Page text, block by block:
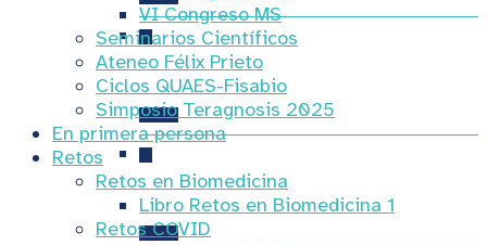
IX Congreso MS
VIII Congreso MS
VI Congreso MS
Seminarios Científicos
Ateneo Félix Prieto
Ciclos QUAES-Fisabio
Simposio Teragnosis 2025
En primera persona
Retos
Retos en Biomedicina
Libro Retos en Biomedicina 1
Retos COVID